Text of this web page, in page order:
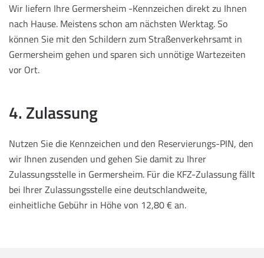
Wir liefern Ihre Germersheim -Kennzeichen direkt zu Ihnen
nach Hause. Meistens schon am nächsten Werktag. So
können Sie mit den Schildern zum Straßenverkehrsamt in
Germersheim gehen und sparen sich unnötige Wartezeiten
vor Ort.
4. Zulassung
Nutzen Sie die Kennzeichen und den Reservierungs-PIN, den
wir Ihnen zusenden und gehen Sie damit zu Ihrer
Zulassungsstelle in Germersheim. Für die KFZ-Zulassung fällt
bei Ihrer Zulassungsstelle eine deutschlandweite,
einheitliche Gebühr in Höhe von 12,80 € an.